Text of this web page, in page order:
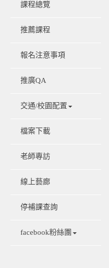
課程總覽
推薦課程
報名注意事項
推廣QA
交通/校園配置
檔案下載
老師專訪
線上藝廊
停補課查詢
facebook粉絲團